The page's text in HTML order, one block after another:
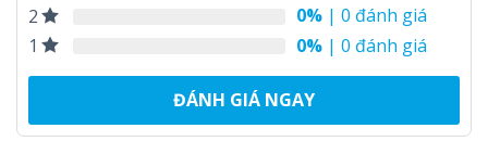
2
0% | 0 đánh giá
1
0% | 0 đánh giá
ĐÁNH GIÁ NGAY